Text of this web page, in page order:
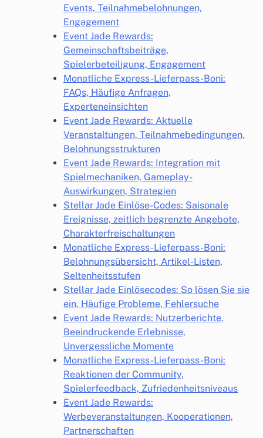
Events, Teilnahmebelohnungen,
Engagement
Event Jade Rewards:
Gemeinschaftsbeiträge,
Spielerbeteiligung, Engagement
Monatliche Express-Lieferpass-Boni:
FAQs, Häufige Anfragen,
Experteneinsichten
Event Jade Rewards: Aktuelle
Veranstaltungen, Teilnahmebedingungen,
Belohnungsstrukturen
Event Jade Rewards: Integration mit
Spielmechaniken, Gameplay-
Auswirkungen, Strategien
Stellar Jade Einlöse-Codes: Saisonale
Ereignisse, zeitlich begrenzte Angebote,
Charakterfreischaltungen
Monatliche Express-Lieferpass-Boni:
Belohnungsübersicht, Artikel-Listen,
Seltenheitsstufen
Stellar Jade Einlösecodes: So lösen Sie sie
ein, Häufige Probleme, Fehlersuche
Event Jade Rewards: Nutzerberichte,
Beeindruckende Erlebnisse,
Unvergessliche Momente
Monatliche Express-Lieferpass-Boni:
Reaktionen der Community,
Spielerfeedback, Zufriedenheitsniveaus
Event Jade Rewards:
Werbeveranstaltungen, Kooperationen,
Partnerschaften